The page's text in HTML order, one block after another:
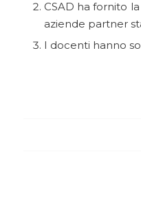
CSAD ha fornito
aziende partner
I docenti hanno